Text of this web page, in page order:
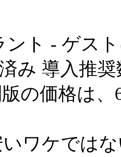
ント - ゲス
み 導入推
の価格は
ワケでは